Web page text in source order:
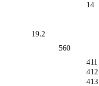
14
19.2
560
411
412
413